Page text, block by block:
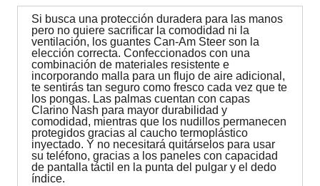
Si busca una protección duradera para las manos
pero no quiere sacrificar la comodidad ni la
ventilación, los guantes Can-Am Steer son la
elección correcta. Confeccionados con una
combinación de materiales resistente e
incorporando malla para un flujo de aire adicional,
te sentirás tan seguro como fresco cada vez que te
los pongas. Las palmas cuentan con capas
Clarino Nash para mayor durabilidad y
comodidad, mientras que los nudillos permanecen
protegidos gracias al caucho termoplástico
inyectado. Y no necesitará quitárselos para usar
su teléfono, gracias a los paneles con capacidad
de pantalla táctil en la punta del pulgar y el dedo
índice.